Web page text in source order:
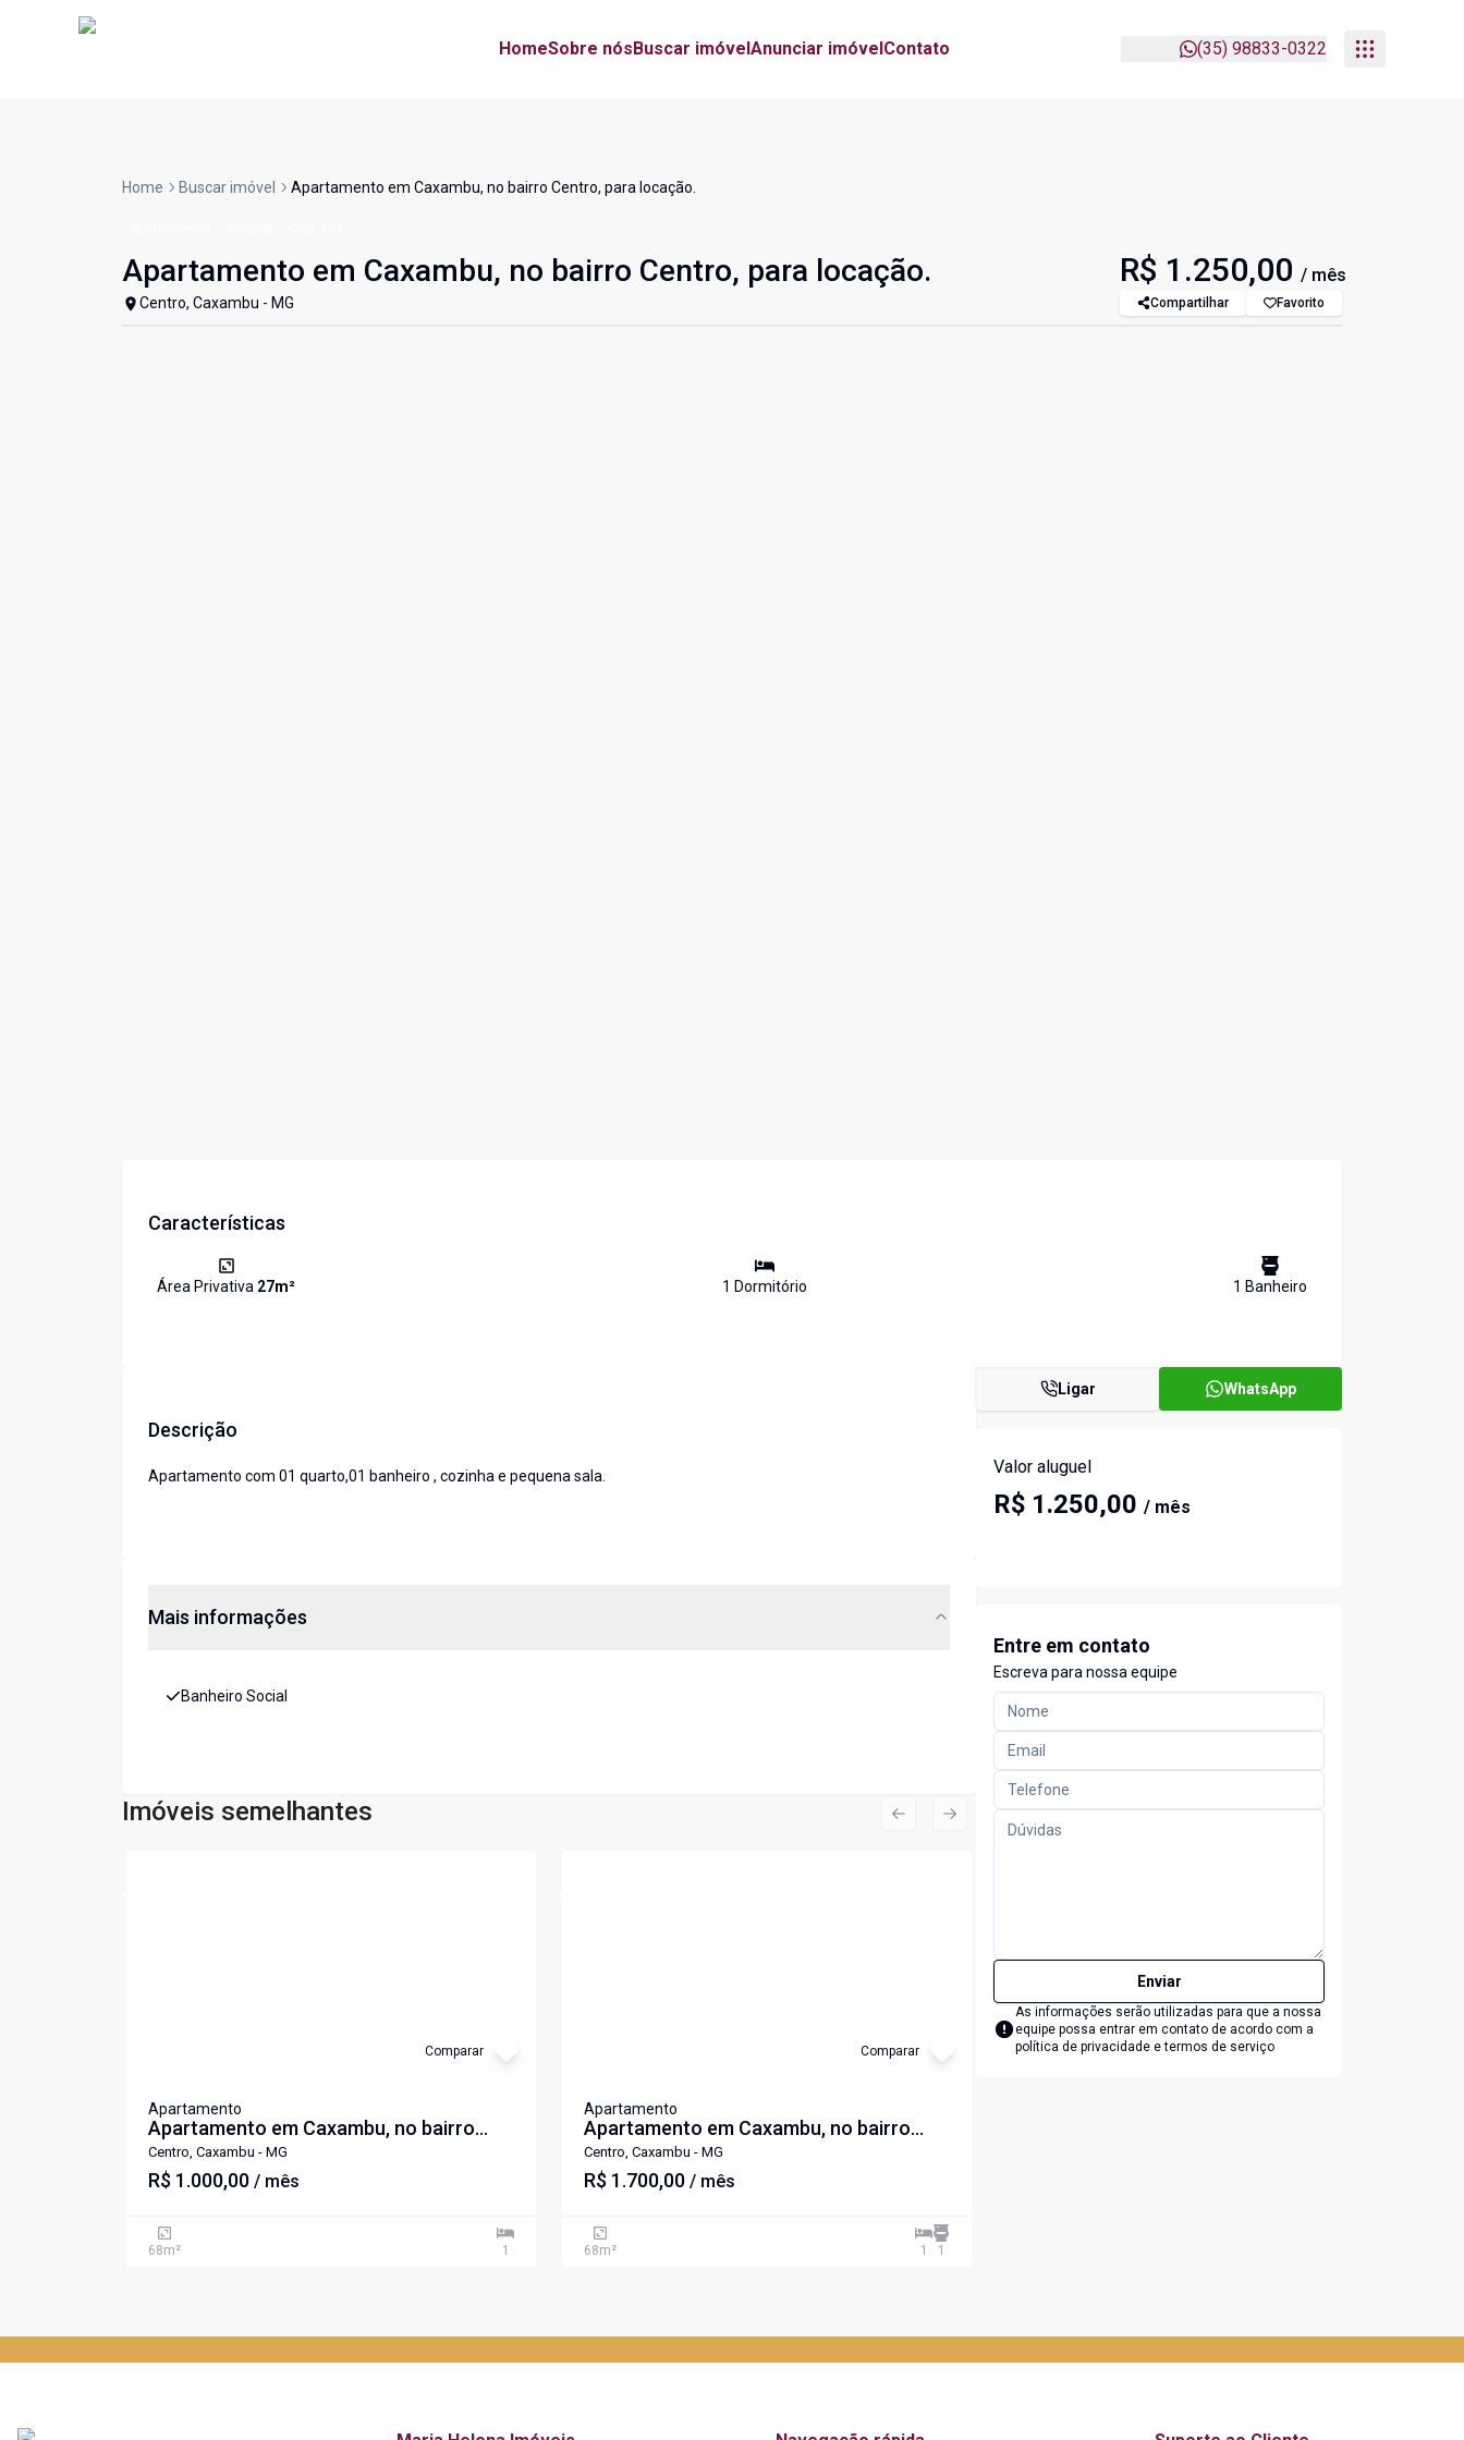
HomeSobre nósBuscar imóvelAnunciar imóvelContato (35) 98833-0322
Home Buscar imóvel Apartamento em Caxambu, no bairro Centro, para locação.
Apartamento em Caxambu, no bairro Centro, para locação.
Centro, Caxambu - MG
R$ 1.250,00 / mês
Compartilhar Favorito
Características
Área Privativa 27m² 1 Dormitório 1 Banheiro
Descrição
Apartamento com 01 quarto,01 banheiro , cozinha e pequena sala.
Mais informações
Banheiro Social
Imóveis semelhantes
Comparar
Apartamento
Apartamento em Caxambu, no bairro
Centro.
Centro, Caxambu - MG
R$ 1.000,00 / mês
68m² 1
Comparar
Apartamento
Apartamento em Caxambu, no bairro
Centro, para locação.
Centro, Caxambu - MG
R$ 1.700,00 / mês
68m² 1 1
Previous slide
Next slide
Ligar WhatsApp
Valor aluguel
R$ 1.250,00 / mês
Entre em contato
Escreva para nossa equipe
Enviar
As informações serão utilizadas para que a nossa
equipe possa entrar em contato de acordo com a
política de privacidade e termos de serviço